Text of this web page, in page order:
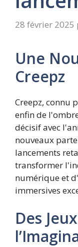
28 février 2025
Une
Creepz
Creepz, connu
enfin de
décisif avec
nouveaux
lancements
transformer
numérique et
immersives
Des